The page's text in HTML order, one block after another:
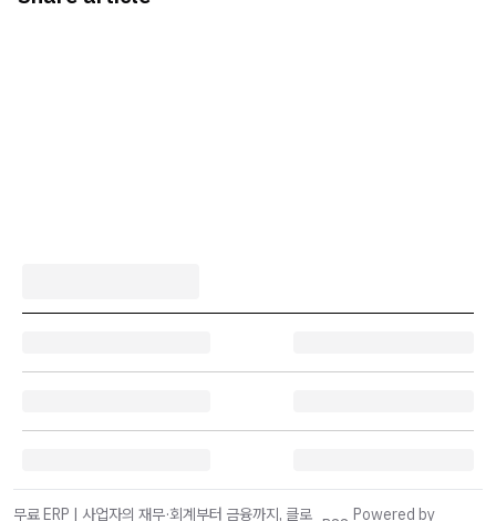
무료 ERP | 사업자의 재무·회계부터 금융까지, 클로 Powered by